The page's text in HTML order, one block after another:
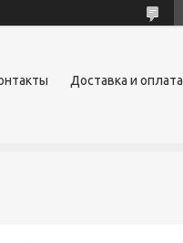
Доставка и оплата